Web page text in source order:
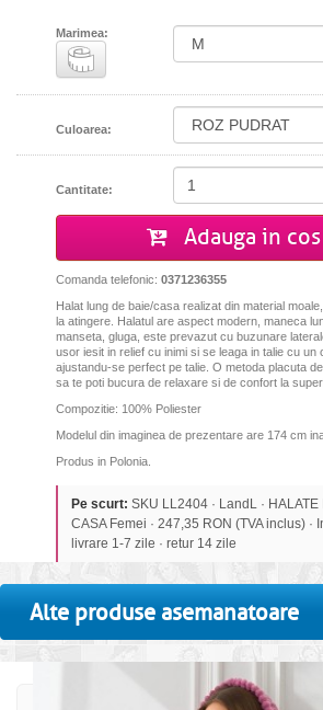
Marimea:
Culoarea:
Cantitate:
Adauga in cos
Comanda telefonic: 0371236355
Halat lung de baie/casa realizat din material
la atingere. Halatul are aspect modern, maneca
manseta, gluga, este prevazut cu buzunare
usor iesit in relief cu inimi si se leaga in talie cu un
ajustandu-se perfect pe talie. O metoda placuta
sa te poti bucura de relaxare si de confort la
Compozitie: 100% Poliester
Modelul din imaginea de prezentare are 174 cm
Produs in Polonia.
Pe scurt: SKU LL2404 · LandL · HALATE
CASA Femei · 247,35 RON (TVA inclus) ·
livrare 1-7 zile · retur 14 zile
Alte produse asemanatoare